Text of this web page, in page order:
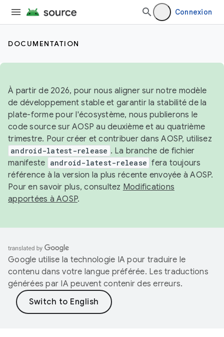
Connexion
DOCUMENTATION
À partir de 2026, pour nous aligner sur notre modèle
de développement stable et garantir la stabilité de la
plate-forme pour l'écosystème, nous publierons le
code source sur AOSP au deuxième et au quatrième
trimestre. Pour créer et contribuer dans AOSP, utilisez
android-latest-release . La branche de fichier
manifeste android-latest-release fera toujours
référence à la version la plus récente envoyée à AOSP.
Pour en savoir plus, consultez Modifications
apportées à AOSP.
Google utilise la technologie IA pour traduire le
contenu dans votre langue préférée. Les traductions
générées par IA peuvent contenir des erreurs.